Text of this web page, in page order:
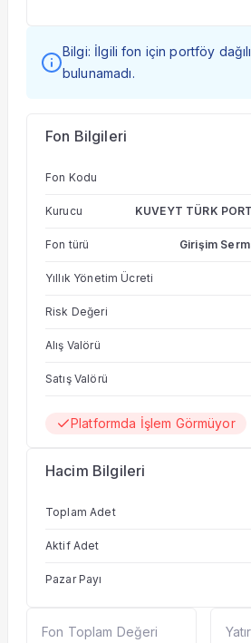
Bilgi: İlgili fon için portföy
bulunamadı.
Fon Bilgileri
Fon Kodu
Kurucu KUVEYT TÜRK
Fon türü Girişim
Yıllık Yönetim Ücreti
Risk Değeri
Alış Valörü
Satış Valörü
Platformda İşlem Görmüyor
Hacim Bilgileri
Toplam Adet
Aktif Adet
Pazar Payı
Fon Toplam Değeri